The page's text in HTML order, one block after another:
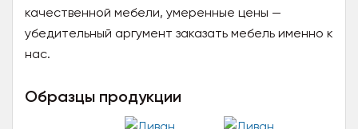
качественной мебели, умеренные цены —
убедительный аргумент заказать мебель именно к
нас.
Образцы продукции